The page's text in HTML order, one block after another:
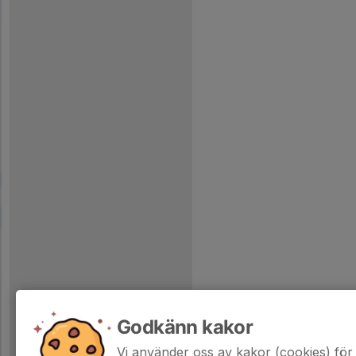
Godkänn kakor
Vi använder oss av kakor (cookies)